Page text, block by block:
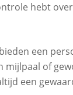
hebt
een
mijlpaal of
een